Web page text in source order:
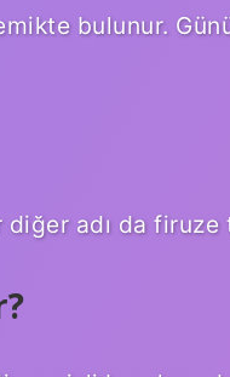
bulunur.
adı da firuze